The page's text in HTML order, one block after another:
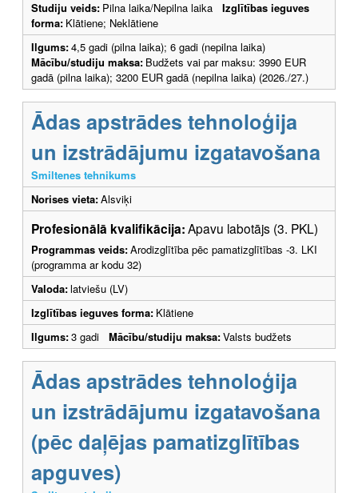
Studiju veids: Pilna laika/Nepilna laika Izglītības ieguves
forma: Klātiene; Neklātiene
Ilgums:4,5 gadi (pilna laika); 6 gadi (nepilna laika)
Mācību/studiju maksa: Budžets vai par maksu: 3990 EUR
gadā (pilna laika); 3200 EUR gadā (nepilna laika) (2026./27.)
Ādas apstrādes tehnoloģija
un izstrādājumu izgatavošana
Smiltenes tehnikums
Norises vieta:Alsviķi
Profesionālā kvalifikācija:Apavu labotājs (3. PKL)
Programmas veids:Arodizglītība pēc pamatizglītības -3. LKI
(programma ar kodu 32)
Valoda:latviešu (LV)
Izglītības ieguves forma: Klātiene
Ilgums:3 gadi Mācību/studiju maksa:Valsts budžets
Ādas apstrādes tehnoloģija
un izstrādājumu izgatavošana
(pēc daļējas pamatizglītības
apguves)